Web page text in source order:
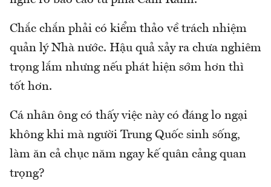
Chắc chắn phải có kiểm thảo về trách nhiệm
quản lý Nhà nước. Hậu quả xảy ra chưa nghiêm
trọng lắm nhưng nếu phát hiện sớm hơn thì
tốt hơn.
Cá nhân ông có thấy việc này có đáng lo ngại
không khi mà người Trung Quốc sinh sống,
làm ăn cả chục năm ngay kế quân cảng quan
trọng?